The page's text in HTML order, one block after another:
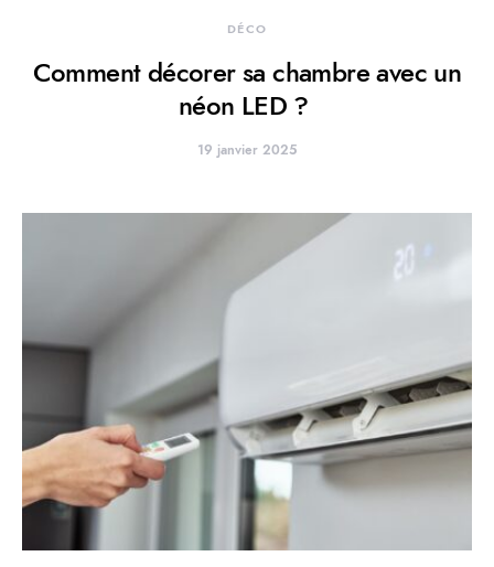
DÉCO
Comment décorer sa chambre avec un
néon LED ?
19 janvier 2025